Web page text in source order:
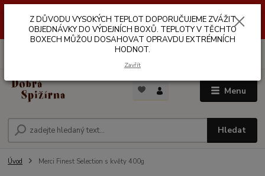
VÝDEJNÍCH BOXŮ. TEPLOTA V TĚCHTO BOXECH MŮŽE DOSAHOVAT
OPRAVDU EXTRÉMNÍCH HODNOT.
Menu
Hledat
Úvod Merci Finest Selection s květy 400g
Z DŮVODU VYSOKÝCH TEPLOT DOPORUČUJEME ZVÁŽIT
OBJEDNÁVKY DO VÝDEJNÍCH BOXŮ. TEPLOTY V TĚCHTO
BOXECH MŮŽOU DOSAHOVAT OPRAVDU EXTRÉMNÍCH
HODNOT.
Zavřít